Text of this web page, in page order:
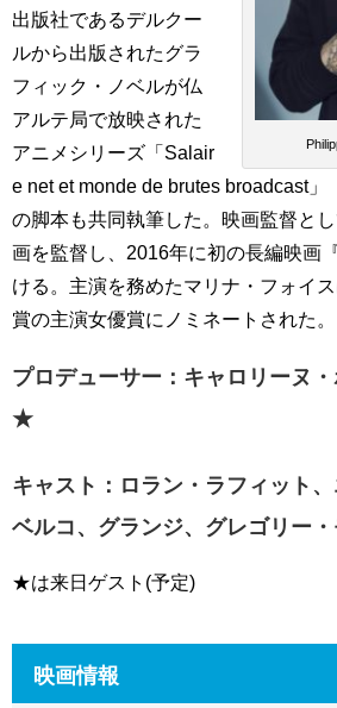
©
出版社であるデルクー
ルから出版されたグラ
フィック・ノベルが仏
アルテ局で放映された
アニメシリーズ「Salair
e net et monde de brutes broadcast」
の脚本も共同執筆した。映画監督と
画を監督し、2016年に初の長編映画
ける。主演を務めたマリナ・フォイ
賞の主演女優賞にノミネートされた。
プロデューサー：キャロリーヌ
★
キャスト：ロラン・ラフィット、
ベルコ、グランジ、グレゴリー
★は来日ゲスト(予定)
映画情報